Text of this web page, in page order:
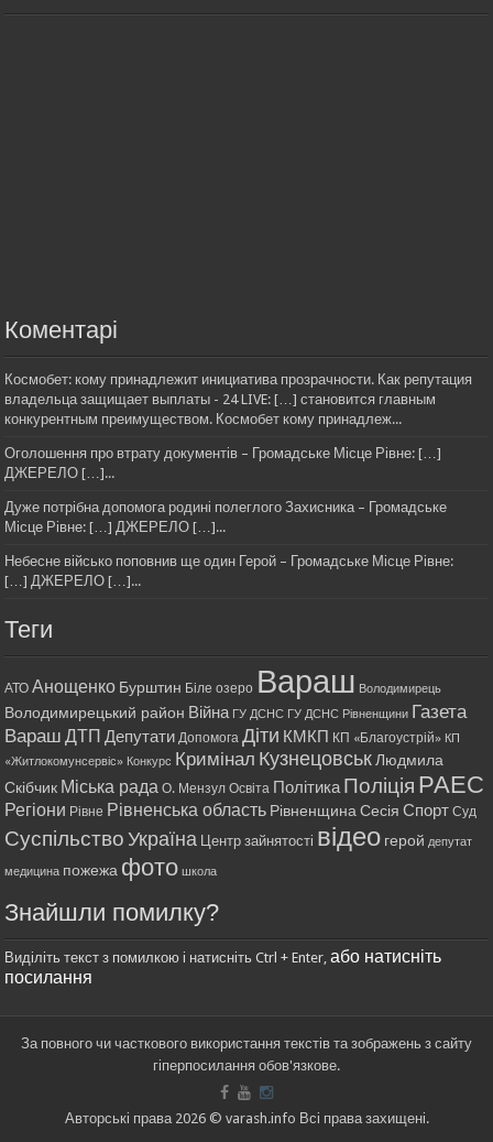
Коментарі
Космобет: кому принадлежит инициатива прозрачности. Как репутация
владельца защищает выплаты - 24 LIVE: […] становится главным
конкурентным преимуществом. Космобет кому принадлеж...
Оголошення про втрату документів – Громадське Місце Рівне: […]
ДЖЕРЕЛО […]...
Дуже потрібна допомога родині полеглого Захисника – Громадське
Місце Рівне: […] ДЖЕРЕЛО […]...
Небесне військо поповнив ще один Герой – Громадське Місце Рівне:
[…] ДЖЕРЕЛО […]...
Теги
АТО Анощенко Бурштин Біле озеро Вараш Володимирець
Володимирецький район Війна ГУ ДСНС ГУ ДСНС Рівненщини Газета
Вараш ДТП Депутати Допомога Діти КМКП КП «Благоустрій» КП
«Житлокомунсервіс» Конкурс Кримінал Кузнецовськ Людмила
Скібчик Міська рада О. Мензул Освіта ПолітикаПоліція РАЕС
Регіони Рівне Рівненська область Рівненщина Сесія Спорт Суд
Суспільство Україна Центр зайнятості відео герой депутат
медицина пожежа фото школа
Знайшли помилку?
Виділіть текст з помилкою і натисніть Ctrl + Enter,або натисніть
посилання
За повного чи часткового використання текстів та зображень з сайту
гіперпосилання обов'язкове.
Авторські права 2026 © varash.info Всі права захищені.